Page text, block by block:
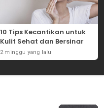
10 Tips Kecantikan untuk
Kulit Sehat dan Bersinar
2 minggu yang lalu